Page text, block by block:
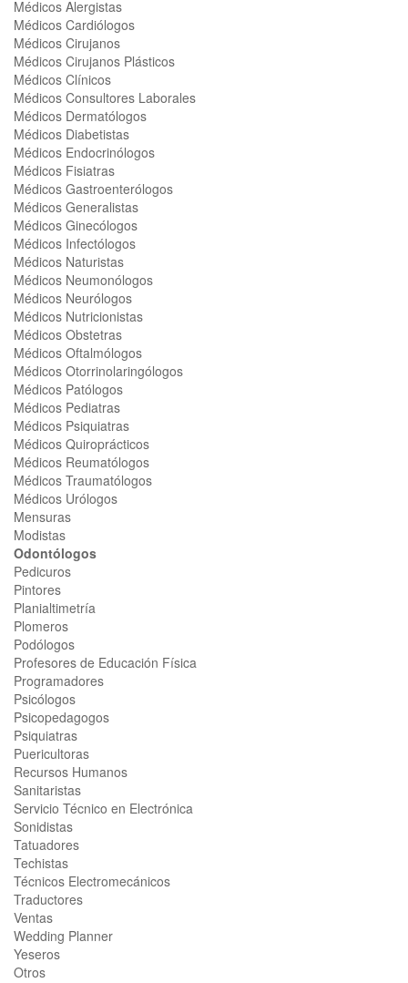
Médicos Alergistas
Médicos Cardiólogos
Médicos Cirujanos
Médicos Cirujanos Plásticos
Médicos Clínicos
Médicos Consultores Laborales
Médicos Dermatólogos
Médicos Diabetistas
Médicos Endocrinólogos
Médicos Fisiatras
Médicos Gastroenterólogos
Médicos Generalistas
Médicos Ginecólogos
Médicos Infectólogos
Médicos Naturistas
Médicos Neumonólogos
Médicos Neurólogos
Médicos Nutricionistas
Médicos Obstetras
Médicos Oftalmólogos
Médicos Otorrinolaringólogos
Médicos Patólogos
Médicos Pediatras
Médicos Psiquiatras
Médicos Quiroprácticos
Médicos Reumatólogos
Médicos Traumatólogos
Médicos Urólogos
Mensuras
Modistas
Odontólogos
Pedicuros
Pintores
Planialtimetría
Plomeros
Podólogos
Profesores de Educación Física
Programadores
Psicólogos
Psicopedagogos
Psiquiatras
Puericultoras
Recursos Humanos
Sanitaristas
Servicio Técnico en Electrónica
Sonidistas
Tatuadores
Techistas
Técnicos Electromecánicos
Traductores
Ventas
Wedding Planner
Yeseros
Otros